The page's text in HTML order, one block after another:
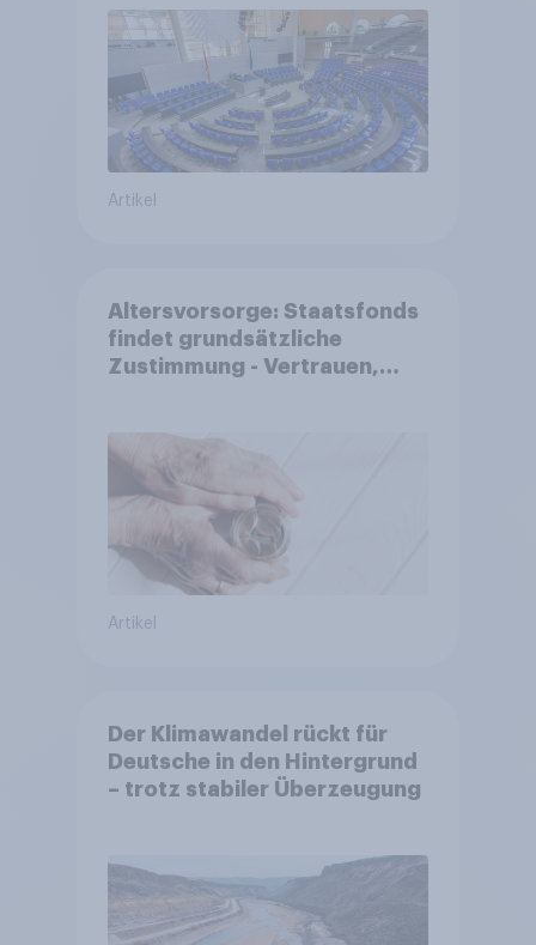
Artikel
Altersvorsorge: Staatsfonds
findet grundsätzliche
Zustimmung - Vertrauen,
Akzeptanz
Artikel
Der Klimawandel rückt für
Deutsche in den Hintergrund
– trotz stabiler Überzeugung